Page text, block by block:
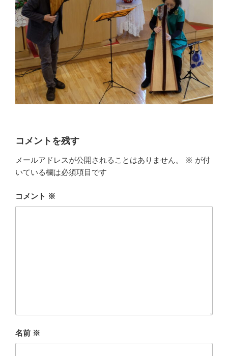
コメントを残す
メールアドレスが公開されることはありません。 ※ が付
いている欄は必須項目です
コメント ※
名前 ※